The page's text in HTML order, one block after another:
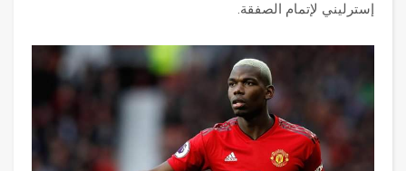
إسترليني لإتمام الصفقة.